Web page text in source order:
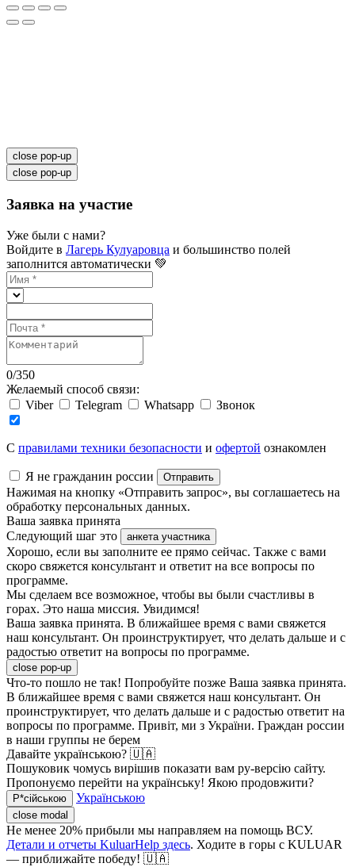
close pop-up
close pop-up
Заявка на участие
Уже были с нами?
Войдите в Лагерь Кулуаровца и большинство полей
заполнится автоматически 💚
0/350
Желаемый способ связи:
Viber
Telegram Whatsapp Звонок
C правилами техники безопасности и офертой ознакомлен
Я не гражданин россии Отправить
Нажимая на кнопку «Отправить запрос», вы соглашаетесь на
обработку персональных данных.
Ваша заявка принята
Следующий шаг это
анкета участника
Хорошо, если вы заполните ее прямо сейчас. Также с вами
скоро свяжется консультант и ответит на все вопросы по
программе.
Мы сделаем все возможное, чтобы вы были счастливы в
горах. Это наша миссия. Увидимся!
Ваша заявка принята. В ближайшее время с вами свяжется
наш консультант. Он проинструктирует, что делать дальше и с
радостью ответит на вопросы по программе.
close pop-up
Что-то пошло не так! Попробуйте позже Ваша заявка принята.
В ближайшее время с вами свяжется наш консультант. Он
проинструктирует, что делать дальше и с радостью ответит на
вопросы по программе. Привіт, ми з України. Граждан россии
в наши группы не берем
Давайте українською? 🇺🇦
Пошуковик чомусь вирішив показати вам ру-версію сайту.
Пропонуємо перейти на українську! Якою продовжити?
Р*сійською Українською
close modal
Не менее 20% прибыли мы направляем на помощь ВСУ.
Детали и отчеты KuluarHelp здесь. Ходите в горы с KULUAR
— приближайте победу! 🇺🇦